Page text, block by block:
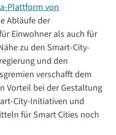
Plattform von
Abläufe der
Einwohner als auch für
zu den Smart-City-
und den
verschafft dem
Vorteil bei der Gestaltung
City-Initiativen und
für Smart Cities noch